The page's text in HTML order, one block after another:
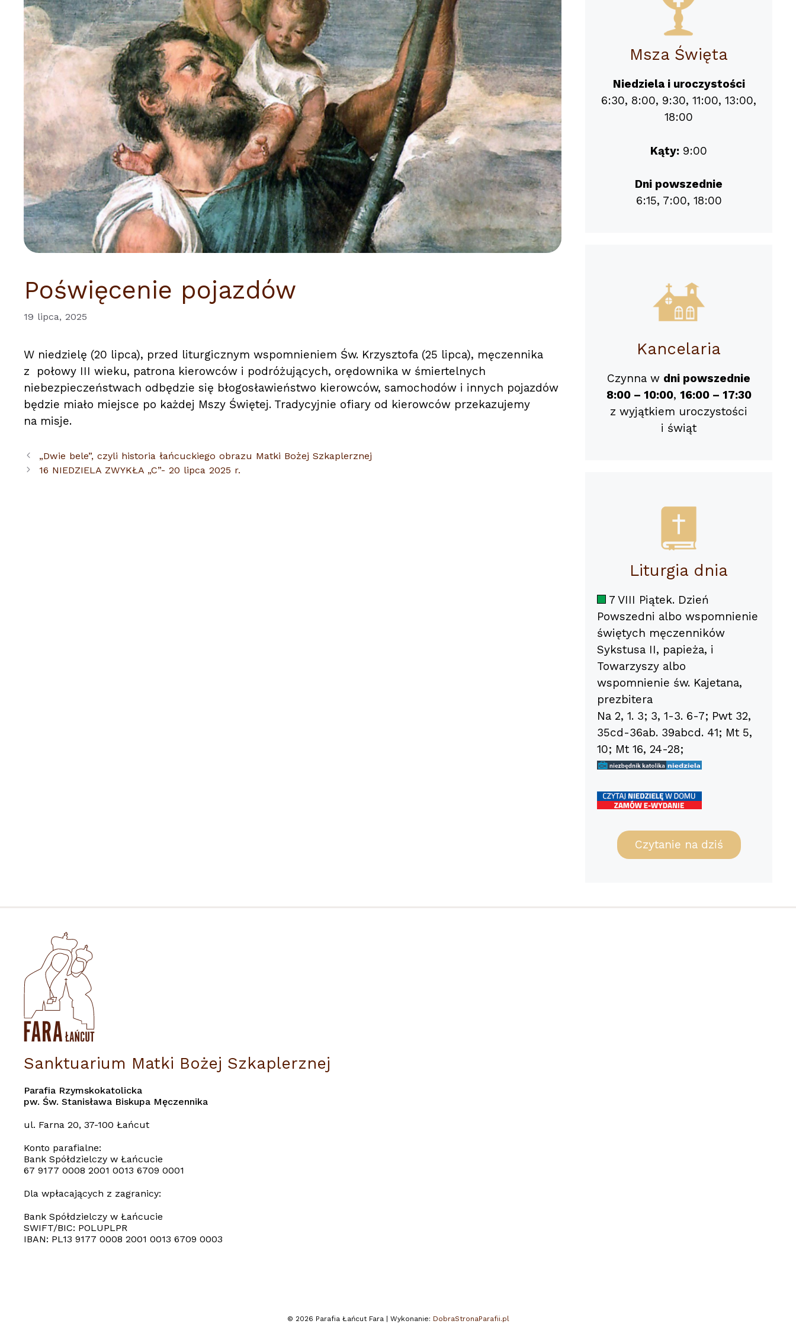
Poświęcenie pojazdów
19 lipca, 2025
W niedzielę (20 lipca), przed liturgicznym wspomnieniem Św. Krzysztofa (25 lipca), męczennika
z połowy III wieku, patrona kierowców i podróżujących, orędownika w śmiertelnych
niebezpieczeństwach odbędzie się błogosławieństwo kierowców, samochodów i innych pojazdów
będzie miało miejsce po każdej Mszy Świętej. Tradycyjnie ofiary od kierowców przekazujemy
na misje.
„Dwie bele”, czyli historia łańcuckiego obrazu Matki Bożej Szkaplerznej
16 NIEDZIELA ZWYKŁA „C”- 20 lipca 2025 r.
Msza Święta
Niedziela i uroczystości
6:30, 8:00, 9:30, 11:00, 13:00,
18:00
Kąty: 9:00
Dni powszednie
6:15, 7:00, 18:00
Kancelaria
Czynna w dni powszednie
8:00 – 10:00, 16:00 – 17:30
z wyjątkiem uroczystości
i świąt
Liturgia dnia
7 VIII Piątek. Dzień
Powszedni albo wspomnienie
świętych męczenników
Sykstusa II, papieża, i
Towarzyszy albo
wspomnienie św. Kajetana,
prezbitera
Na 2, 1. 3; 3, 1-3. 6-7; Pwt 32,
35cd-36ab. 39abcd. 41; Mt 5,
10; Mt 16, 24-28;
Czytanie na dziś
Sanktuarium Matki Bożej Szkaplerznej
Parafia Rzymskokatolicka
pw. Św. Stanisława Biskupa Męczennika
ul. Farna 20, 37-100 Łańcut
Konto parafialne:
Bank Spółdzielczy w Łańcucie
67 9177 0008 2001 0013 6709 0001
Dla wpłacających z zagranicy:
Bank Spółdzielczy w Łańcucie
SWIFT/BIC: POLUPLPR
IBAN: PL13 9177 0008 2001 0013 6709 0003
© 2026 Parafia Łańcut Fara | Wykonanie: DobraStronaParafii.pl